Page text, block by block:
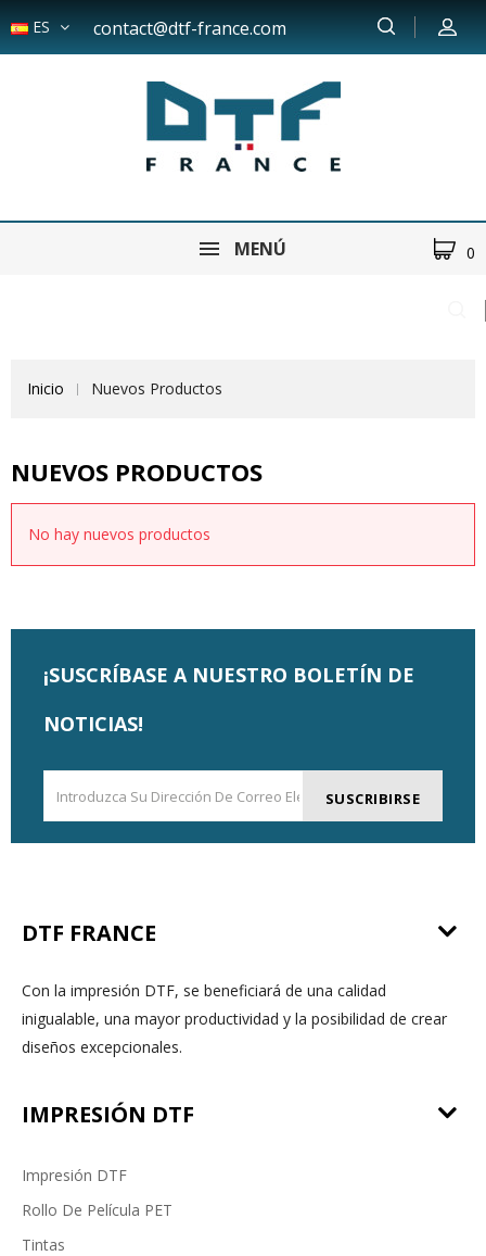
ES contact@dtf-france.com
MENÚ 0
Inicio Nuevos Productos
NUEVOS PRODUCTOS
No hay nuevos productos
¡SUSCRÍBASE A NUESTRO BOLETÍN DE
NOTICIAS!
SUSCRIBIRSE
DTF FRANCE
Con la impresión DTF, se beneficiará de una calidad
inigualable, una mayor productividad y la posibilidad de crear
diseños excepcionales.
IMPRESIÓN DTF
Impresión DTF
Rollo De Película PET
Tintas